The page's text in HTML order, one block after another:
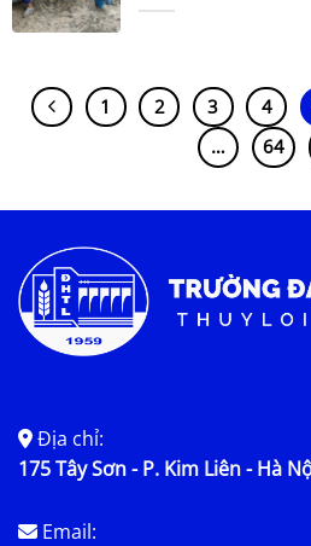
1 2 3 4
…
64
Địa chỉ:
175 Tây Sơn - P. Kim Liên - Hà
Email: